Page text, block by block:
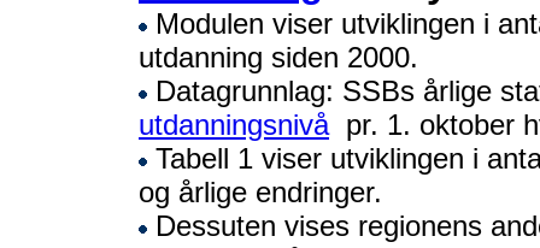
Modulen viser utviklingen i
utdanning siden 2000.
Datagrunnlag: SSBs årlige
utdanningsnivåpr. 1. oktober
Tabell 1 viser utviklingen i
og årlige endringer.
Dessuten vises regionens